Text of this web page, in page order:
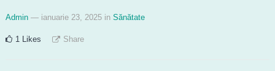
Admin — ianuarie 23, 2025 in Sănătate
1 Likes Share